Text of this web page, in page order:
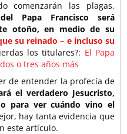
comenzarán las plagas,
Papa Francisco será
otoño, en medio de su
su reinado – e incluso su
los titulares?: El Papa
o tres años más
de entender la profecía de
el verdadero Jesucristo,
para ver cuándo vino el
hay tanta evidencia que
este artículo.